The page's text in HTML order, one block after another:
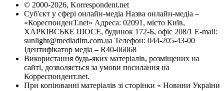
© 2000-2026, Korrespondent.net
Суб'єкт у сфері онлайн-медіа Назва онлайн-медіа –
«КореспонденТ.net» Адреса: 02091, місто Київ,
ХАРКІВСЬКЕ ШОСЕ, будинок 172-Б, офіс 208/1 E-mail:
sunlight@mediadim.com.ua Телефон: 044-205-43-00
Ідентифікатор медіа – R40-06068
Використання будь-яких матеріалів, розміщених на
сайті, дозволяється за умови посилання на
Корреспондент.net.
При копіюванні матеріалів зі сторінки « Новини України